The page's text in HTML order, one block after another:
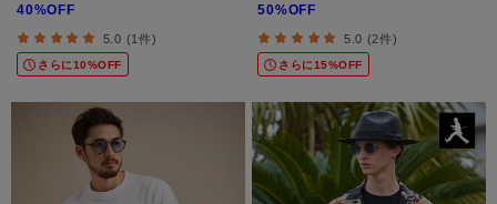
40%OFF
5.0 (1件)
さらに10%OFF
50%OFF
5.0 (2件)
さらに15%OFF